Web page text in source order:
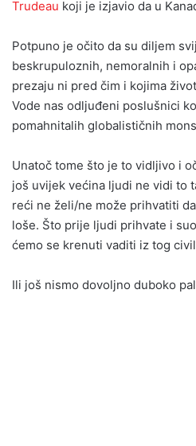
Trudeau koji je izjavio da u
Potpuno je očito da su diljem
beskrupuloznih, nemoralnih i
prezaju ni pred čim i kojima
Vode nas odljuđeni poslušnici
pomahnitalih globalističnih
Unatoč tome što je to vidljivo i
još uvijek većina ljudi ne vidi to
reći ne želi/ne može prihvatiti
loše. Što prije ljudi prihvate i
ćemo se krenuti vaditi iz tog
Ili još nismo dovoljno duboko